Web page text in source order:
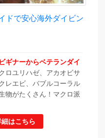
ドで安心海外ダイビン
ビギナーからベテランダイ
ロユリハゼ、アカオビサ
レエビ、バブルコーラル
物がたくさん！マクロ派
はこちら